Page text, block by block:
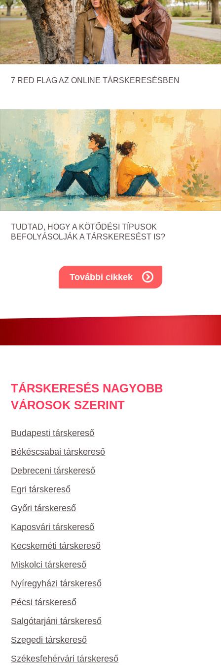
7 RED FLAG AZ ONLINE TÁRSKERESÉSBEN
TUDTAD, HOGY A KÖTŐDÉSI TÍPUSOK
BEFOLYÁSOLJÁK A TÁRSKERESÉST IS?
További cikkek
TÁRSKERESÉS NAGYOBB
VÁROSOK SZERINT
Budapesti társkereső
Békéscsabai társkereső
Debreceni társkereső
Egri társkereső
Győri társkereső
Kaposvári társkereső
Kecskeméti társkereső
Miskolci társkereső
Nyíregyházi társkereső
Pécsi társkereső
Salgótarjáni társkereső
Szegedi társkereső
Székesfehérvári társkereső